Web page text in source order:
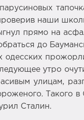
наши
прямо на
до
утро
улицам,
Такого
Сталин.